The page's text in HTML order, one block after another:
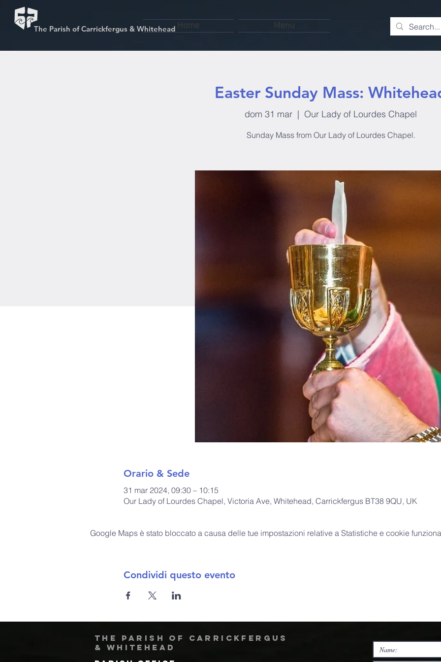
The Parish of Carrickfergus & Whitehead Home Menu
Easter Sunday Mass:
dom 31 mar
  |
Our Lady of Lourdes Chapel
Orario & Sede
31 mar 2024, 09:30 – 10:15
Our Lady of Lourdes Chapel, Victoria Ave, Whitehead, Carrickfergus BT38 9QU, UK
Google Maps è stato bloccato a causa delle tue impostazioni relative a Statistiche e cookie
Condividi questo evento
The Parish of Carrickfergus
& Whitehead